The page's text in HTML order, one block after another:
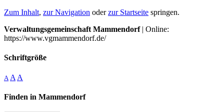
Zum Inhalt, zur Navigation oderzur Startseite springen.
Verwaltungsgemeinschaft Mammendorf| Online:
https://www.vgmammendorf.de/
Schriftgröße
A A A
Finden in Mammendorf